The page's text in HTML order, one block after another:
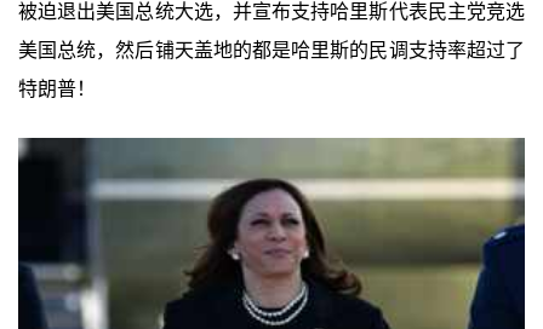
被迫退出美国总统大选，并宣布支持哈里斯代表民主党竞选
美国总统，然后铺天盖地的都是哈里斯的民调支持率超过了
特朗普！